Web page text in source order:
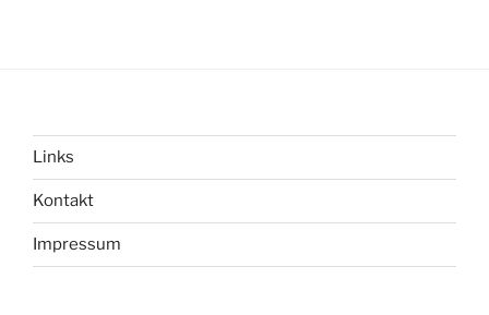
Links
Kontakt
Impressum